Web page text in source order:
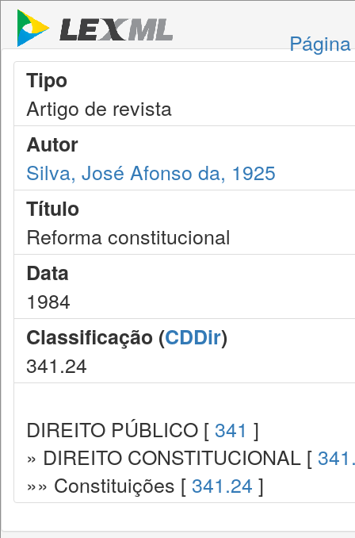
Tipo
Artigo de revista
Autor
Silva, José Afonso da, 1925
Título
Reforma constitucional
Data
1984
Classificação (CDDir)
341.24
DIREITO PÚBLICO [ 341 ]
» DIREITO CONSTITUCIONAL [
»» Constituições [ 341.24 ]